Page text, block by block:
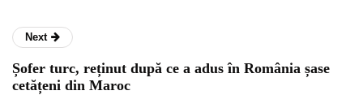
Next
Șofer turc, reținut după ce a adus în România șase
cetățeni din Maroc